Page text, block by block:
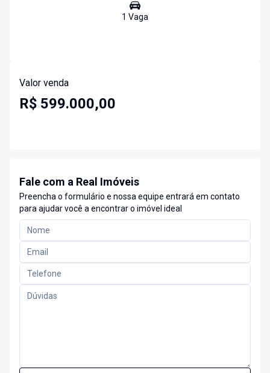
1 Vaga
Valor venda
R$ 599.000,00
Fale com a Real Imóveis
Preencha o formulário e nossa equipe entrará em contato
para ajudar você a encontrar o imóvel ideal